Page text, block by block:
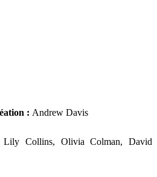
: Andrew Davis
Lily Collins, Olivia Colman, David